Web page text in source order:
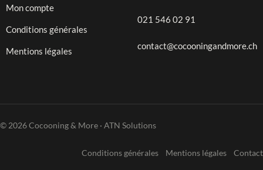
Mon compte
Conditions générales
Mentions légales
021 546 02 91
contact@cocooningandmore.ch
© 2026 Cocooning & More · ATN Solutions
Conditions générales Mentions légales Contact